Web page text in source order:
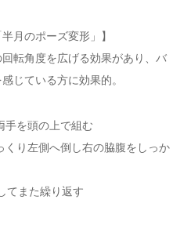
月のポーズ変形」】
回転角度を広げる効果があり、バ
じている方に効果的。
手を頭の上で組む
くり左側へ倒し右の脇腹をしっか
てまた繰り返す